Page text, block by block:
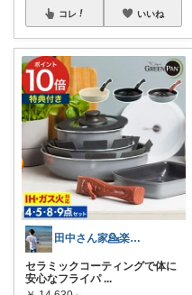
コレ いいね
田中さん家💁楽して家事・育児🍽️🍼
セラミックコーティングで体に
安心なフライパ ...